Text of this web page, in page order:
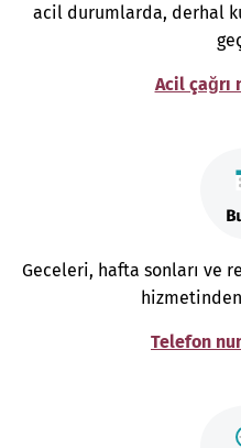
acil durumlarda, derhal
Acil çağrı
Geceleri, hafta sonları ve
Telefon